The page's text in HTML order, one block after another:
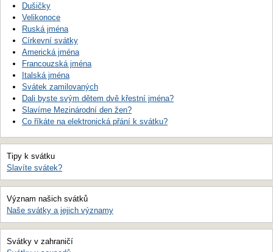
Dušičky
Velikonoce
Ruská jména
Církevní svátky
Americká jména
Francouzská jména
Italská jména
Svátek zamilovaných
Dali byste svým dětem dvě křestní jména?
Slavíme Mezinárodní den žen?
Co říkáte na elektronická přání k svátku?
Tipy k svátku
Slavíte svátek?
Význam našich svátků
Naše svátky a jejich významy
Svátky v zahraničí